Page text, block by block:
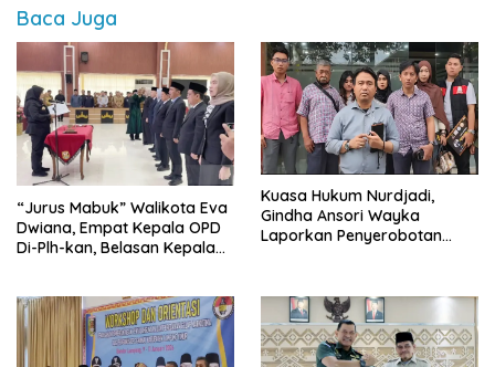
Baca Juga
“Jurus Mabuk” Walikota Eva
Dwiana, Empat Kepala OPD
Di-Plh-kan, Belasan Kepala
Kuasa Hukum Nurdjadi,
Gindha Ansori Wayka
Laporkan Penyerobotan